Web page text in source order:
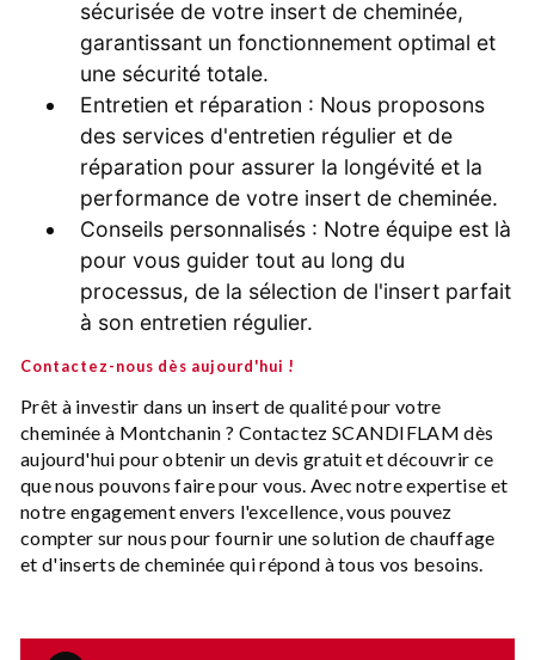
sécurisée de votre insert de cheminée,
garantissant un fonctionnement optimal et
une sécurité totale.
Entretien et réparation : Nous proposons
des services d'entretien régulier et de
réparation pour assurer la longévité et la
performance de votre insert de cheminée.
Conseils personnalisés : Notre équipe est là
pour vous guider tout au long du
processus, de la sélection de l'insert parfait
à son entretien régulier.
Contactez-nous dès aujourd'hui !
Prêt à investir dans un insert de qualité pour votre
cheminée à Montchanin ? Contactez SCANDIFLAM dès
aujourd'hui pour obtenir un devis gratuit et découvrir ce
que nous pouvons faire pour vous. Avec notre expertise et
notre engagement envers l'excellence, vous pouvez
compter sur nous pour fournir une solution de chauffage
et d'inserts de cheminée qui répond à tous vos besoins.